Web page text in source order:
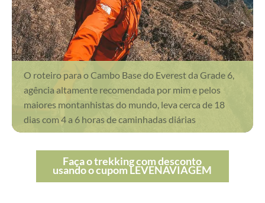
O roteiro para o Cambo Base do Everest da Grade 6,
agência altamente recomendada por mim e pelos
maiores montanhistas do mundo, leva cerca de 18
dias com 4 a 6 horas de caminhadas diárias
Faça o trekking com desconto
usando o cupom LEVENAVIAGEM